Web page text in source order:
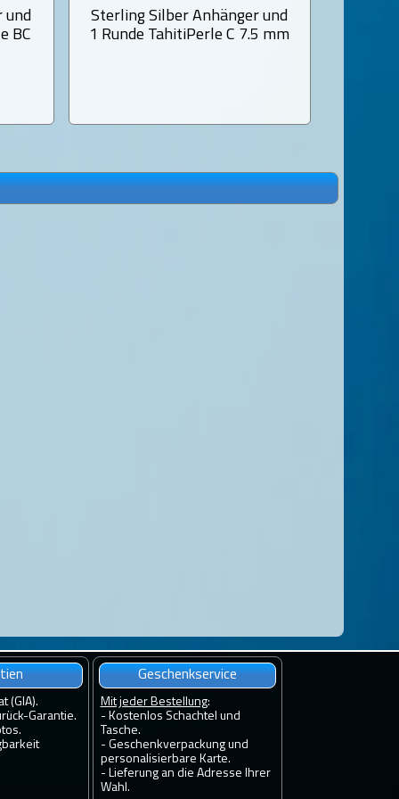
und
BC
Sterling Silber Anhänger und
1 Runde TahitiPerle C 7.5 mm
(GIA).
Garantie.
Geschenkservice
Mit jeder Bestellung:
- Kostenlos Schachtel und
Tasche.
- Geschenkverpackung und
personalisierbare Karte.
- Lieferung an die Adresse Ihrer
Wahl.